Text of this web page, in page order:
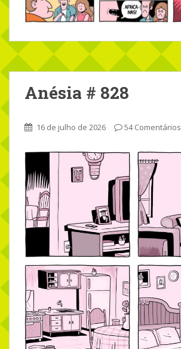
Anésia # 828
16 de julho de 2026 54 Comentários